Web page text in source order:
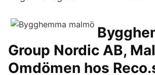
Group Nordic AB,
Omdömen hos